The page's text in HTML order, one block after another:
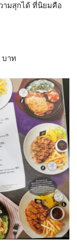
ามสุกได้ ที่นิยมคือ
บาท